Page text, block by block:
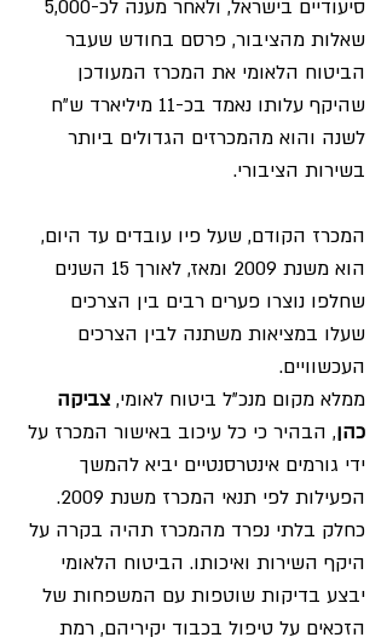
שאלות מהציבור, פרסם בחודש שעבר
הביטוח הלאומי את המכרז המעודכן
שהיקף עלותו נאמד בכ-11 מיליארד ש"ח
לשנה והוא מהמכרזים הגדולים ביותר
בשירות הציבורי.
המכרז הקודם, שעל פיו עובדים עד היום,
הוא משנת 2009 ומאז, לאורך 15 השנים
שחלפו נוצרו פערים רבים בין הצרכים
שעלו במציאות משתנה לבין הצרכים
העכשוויים.
ממלא מקום מנכ"ל ביטוח לאומי, צביקה
כהן, הבהיר כי כל עיכוב באישור המכרז על
ידי גורמים אינטרסנטיים יביא להמשך
הפעילות לפי תנאי המכרז משנת 2009.
כחלק בלתי נפרד מהמכרז תהיה בקרה על
היקף השירות ואיכותו. הביטוח הלאומי
יבצע בדיקות שוטפות עם המשפחות של
הזכאים על טיפול בכבוד יקיריהם, רמת